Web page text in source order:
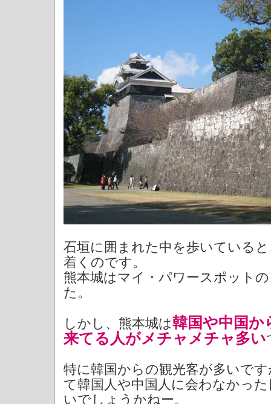
石垣に囲まれた中を歩いている
着くのです。
熊本城はマイ・パワースポット
た。
しかし、熊本城は韓国や中国か
来てる人がメチャメチャ多い
特に韓国からの観光客が多いで
て韓国人や中国人に会わなかっ
いでしょうかねー。